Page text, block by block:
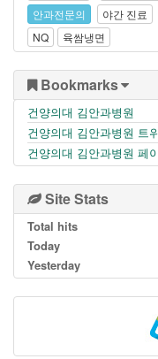
안과전문의
야간 진료
NQ
육쌈냉면
Bookmarks
건양의대 김안과병원
건양의대 김안과병원 트
건양의대 김안과병원 페
Site Stats
Total hits
Today
Yesterday